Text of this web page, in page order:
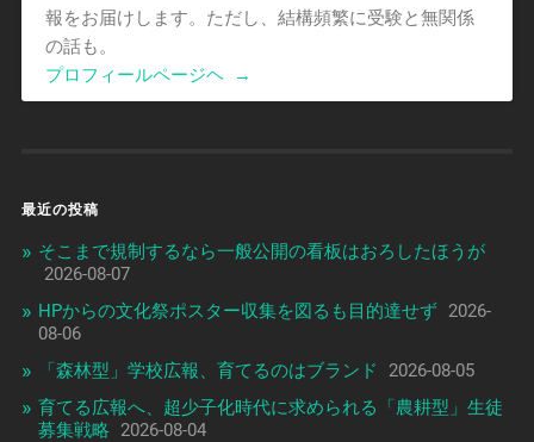
報をお届けします。ただし、結構頻繁に受験と無関係
の話も。
プロフィールページヘ
→
最近の投稿
そこまで規制するなら一般公開の看板はおろしたほうが
2026-08-07
HPからの文化祭ポスター収集を図るも目的達せず 2026-
08-06
「森林型」学校広報、育てるのはブランド
2026-08-05
育てる広報へ、超少子化時代に求められる「農耕型」生徒
募集戦略
2026-08-04